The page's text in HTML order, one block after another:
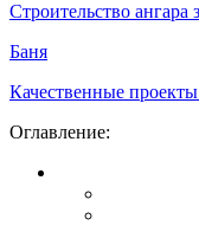
Строительство ангара
Баня
Качественные
Оглавление: